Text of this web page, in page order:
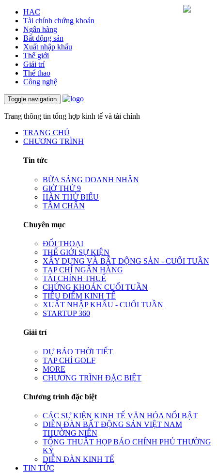
HAC
Tài chính chứng khoán
Ngân hàng
Bất động sản
Xuất nhập khẩu
Thế giới
Giải trí
Thể thao
Công nghệ
Toggle navigation
Trang thông tin tổng hợp kinh tế và tài chính
TRANG CHỦ
CHƯƠNG TRÌNH
Tin tức
BỮA SÁNG DOANH NHÂN
GIỜ THỨ 9
HÀN THỬ BIỂU
TÂM CHẤN
Chuyên mục
ĐỐI THOẠI
THẾ GIỚI SỰ KIỆN
XÂY DỰNG VÀ BẤT ĐỘNG SẢN - CUỐI TUẦN
TẠP CHÍ NGÂN HÀNG
TÀI CHÍNH THUẾ
CHỨNG KHOÁN CUỐI TUẦN
TIÊU ĐIỂM KINH TẾ
XUẤT NHẬP KHẨU - CUỐI TUẦN
STARTUP 360
Giải trí
DỰ BÁO THỜI TIẾT
TẠP CHÍ GOLF
MORE
CHƯƠNG TRÌNH ĐẶC BIỆT
Chương trình đặc biệt
CÁC SỰ KIỆN KINH TẾ VĂN HÓA NỔI BẬT
DIỄN ĐÀN BẤT ĐỘNG SẢN VIỆT NAM
THƯỜNG NIÊN
TỔNG THUẬT HỌP BÁO CHÍNH PHỦ THƯỜNG
KỲ
DIỄN ĐÀN KINH TẾ
TIN TỨC